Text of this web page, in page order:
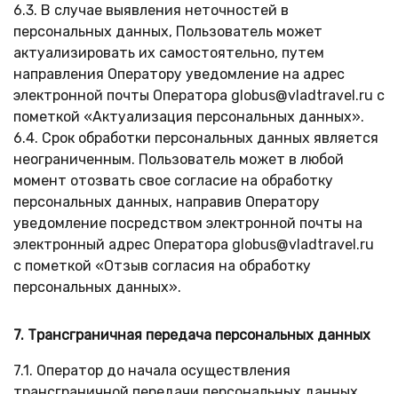
6.3. В случае выявления неточностей в
персональных данных, Пользователь может
актуализировать их самостоятельно, путем
направления Оператору уведомление на адрес
электронной почты Оператора globus@vladtravel.ru с
пометкой «Актуализация персональных данных».
6.4. Срок обработки персональных данных является
неограниченным. Пользователь может в любой
момент отозвать свое согласие на обработку
персональных данных, направив Оператору
уведомление посредством электронной почты на
электронный адрес Оператора globus@vladtravel.ru
с пометкой «Отзыв согласия на обработку
персональных данных».
7. Трансграничная передача персональных данных
7.1. Оператор до начала осуществления